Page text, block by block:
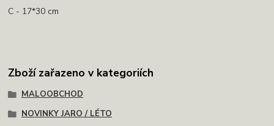
C - 17*30 cm
Zboží zařazeno v kategoriích
MALOOBCHOD
NOVINKY JARO / LÉTO